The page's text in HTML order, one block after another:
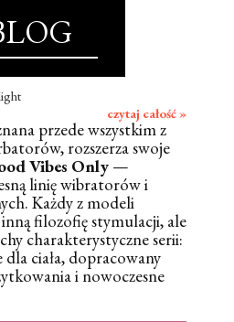
czytaj całość »
przede wszystkim z
rozszerza swoje
Vibes Only —
linię wibratorów i
Każdy z modeli
filozofię stymulacji, ale
charakterystyczne serii:
dla ciała, dopracowany
i nowoczesne